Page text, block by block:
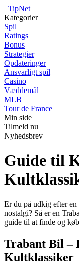
TipNet
Kategorier
Spil
Ratings
Bonus
Strategier
Opdateringer
Ansvarligt spil
Casino
Væddemål
MLB
Tour de France
Min side
Tilmeld nu
Nyhedsbrev
Guide til
Er du på udkig efter
nostalgi? Så er en
guide til at finde og
Trabant Bil –
Kultklassiker